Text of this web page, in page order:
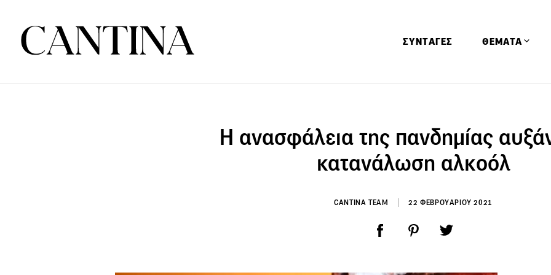
ΣΥΝΤΑΓΕΣ ΘΕΜΑΤΑ
Αφιερώματα
Ειδήσεις
Έρευνες
Παιδί
Η ανασφάλεια της πανδημίας
κατανάλωση αλκοόλ
CANTINA TEAM 22 ΦΕΒΡΟΥΑΡΙΟΥ 2021